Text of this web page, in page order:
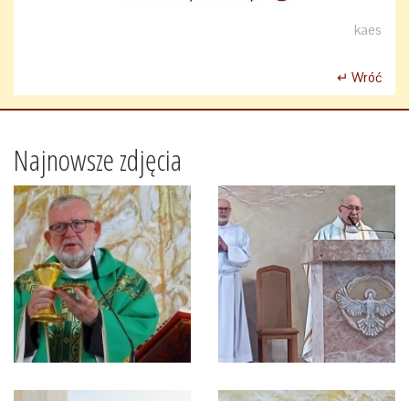
kaes
↵ Wróć
Najnowsze zdjęcia